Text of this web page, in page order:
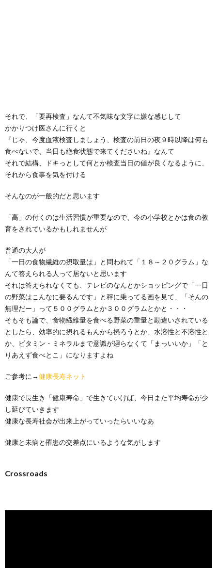
それで、「要再検査」なんて不気味な文字に嫌な感じして
かかりつけ医さんに行くと
『じゃ、今度血液検査しましょう、検査の前日の夜９時以降は何も
食べないで、当日も絶食状態で来てくださいね』なんて
それで結構、ドキっとして何とか検査当日の値が良くなるように、
それから食事を気を付ける
そんなのが一般的だと思います
「高」の付くのは生活習慣が重要なので、今の小学校とかは食の教
育をされているかもしれませんが
普通の大人が
「一日の食物繊維の摂取量は」と問われて「１８～２０グラム」な
んて答えられる人って居ないと思います
それは答えられなくても、テレビのなんとかショッピングで「一日
の野菜はこんなに要るんです」と秤に乗ってる画を見て、「そんの
無理だー」って５００グラムとか３００グラムとかと・・・
そもそも論で、食物繊維量を食べる野菜の重量と勘違いされている
としたら、効率的に摂れるもんから摂ろうとか、水溶性と不溶性と
か、ビタミン・ミネラルまで意識が廻らなくて「まっいいか」「と
りあえず食べとこ」になりますよね
ご参考に→健康長寿ネット
健康で長生き「健康寿命」で生きていけば、今日また平均寿命が少
し延びていきます
健康な長寿社会が出来上がっていったらいいなあ
健康と未病と罹患の交差点にいるような気がします
Crossroads